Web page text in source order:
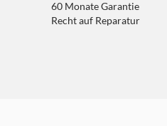
60 Monate Garantie
Recht auf Reparatur